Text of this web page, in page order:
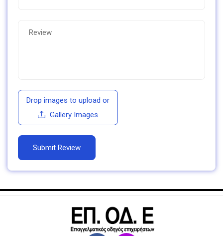
Drop images to upload or
Gallery Images